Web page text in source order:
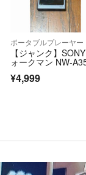
ポータブルプレーヤー
【ジャンク】
ォークマン NW-
¥4,999